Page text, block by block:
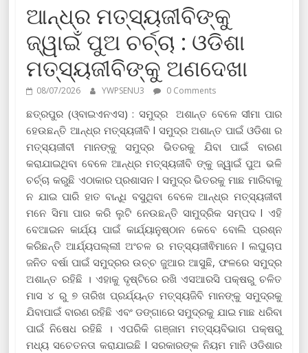
ଆନ୍ଧ୍ର ମତ୍ସ୍ୟଜୀବିଙ୍କୁ
ଜ୍ୱାଇଁ ପୁଅ ଚର୍ଚ୍ଚା : ଓଡିଶା
ମତ୍ସ୍ୟଜୀବିଙ୍କୁ ଅଣଦେଖା
08/07/2026 YWPSENU3 0 Comments
ଛତ୍ରପୁର (ଓ୍ବାଇଏନଏସ) : ସମୁଦ୍ର ଅଶାନ୍ତ ବେଳେ ସୀମା ପାର
ହେଉଛନ୍ତି ଆନ୍ଧ୍ର ମତ୍ସ୍ୟଜୀବି l ସମୁଦ୍ର ଅଶାନ୍ତ ପାଇଁ ଓଡିଶା ର
ମତ୍ସ୍ୟଜୀବୀ ମାନଙ୍କୁ ସମୁଦ୍ର ଭିତରକୁ ଯିବା ପାଇଁ ବାରଣ
କରାଯାଇଥିବା ବେଳେ ଆନ୍ଧ୍ର ମତ୍ସ୍ୟଜୀବି ଙ୍କୁ ଜ୍ୱାଇଁ ପୁଅ ଭଳି
ଚର୍ଚ୍ଚା କରୁଛି ଏଠାକାର ପ୍ରଶାସନ l ସମୁଦ୍ର ଭିତରକୁ ମାଛ ମାରିବାକୁ
ନ ଯାଇ ପାରି ହାତ ବାନ୍ଧି ବସୁଥିବା ବେଳେ ଆନ୍ଧ୍ର ମତ୍ସ୍ୟଜୀବୀ
ମନେ ସିମା ପାର କରି ଲୁଟି ନେଉଛନ୍ତି ସାମୁଦ୍ରିକ ସମ୍ପଦ l ଏହି
ବେଆଇନ କାର୍ଯ୍ୟ ପାଇଁ କାର୍ଯ୍ୟାନୁଷ୍ଠାନ କେବେ ବୋଲି ପ୍ରଶ୍ନ
କରିଛନ୍ତି ଆର୍ଯ୍ୟପଲ୍ଲୀ ଅଂଚଳ ର ମତ୍ସ୍ୟଜୀଵିମାନେ l ଲଘୁଚାପ
ଜନିତ ବର୍ଷା ପାଇଁ ସମୁଦ୍ରର ଉଚ୍ଚ ଜୁଆର ଆସୁଛି, ଫଳରେ ସମୁଦ୍ର
ଅଶାନ୍ତ ରହିଛି । ଏହାକୁ ଦୃଷ୍ଟିରେ ରଖି ଏସଆରସି ପକ୍ଷରୁ ଚଳିତ
ମାସ ୪ ରୁ ୭ ତାରିଖ ପ୍ରର୍ଯ୍ୟନ୍ତ ମତ୍ସ୍ୟଜିବି ମାନଙ୍କୁ ସମୁଦ୍ରକୁ
ଯିବାପାଇଁ ବାରଣ ରହିଛି ଏବଂ ଡଙ୍ଗାରେ ସମୁଦ୍ରକୁ ଯାଇ ମାଛ ଧରିବା
ପାଇଁ ନିଷେଧ ରହିଛି । ଏପରିକି ଗଞ୍ଜାମ ମତ୍ସ୍ୟବିଭାଗ ପକ୍ଷରୁ
ମଧ୍ୟ ସଚେତନତା କରାଯାଇଛି l ସରକାରଙ୍କ ନିୟମ ମାନି ଓଡିଶାର